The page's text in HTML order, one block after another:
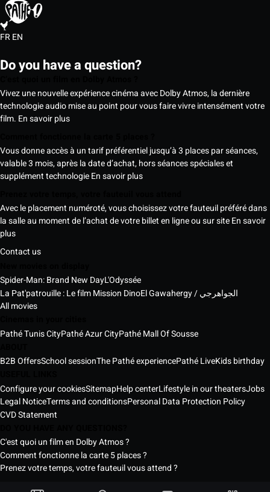
FREN
Do you have a question?
Vivez une nouvelle expérience cinéma avec Dolby Atmos, la dernière
technologie audio mise au point pour vous faire vivre intensément votre
film. En savoir plus
Vous donne accès à un tarif préférentiel jusqu’à 3 places par séances,
valable 3 mois, après la date d’achat, hors séances spéciales et
supplément technologieEn savoir plus
Avec le placement numéroté, vous choisissez votre fauteuil préféré dans
la salle au moment de l’achat de votre billet en ligne ou sur siteEn savoir
plus
Contact us
Spider-Man: Brand New DayL'Odyssée
La Pat'patrouille : Le film Mission Dino
El Gawahergy / الجواهرجي
All movies
Pathé Tunis CityPathé Azur CityPathé Mall Of Sousse
B2B OffersSchool sessionThe Pathé experiencePathé LiveKids birthday
Configure your cookiesSitemapHelp centerLifestyle in our theatersJobs
Legal NoticeTerms and conditionsPersonal Data Protection Policy
CVD Statement
C'est quoi un film en Dolby Atmos ?
Comment fonctionne la carte 5 places ?
Prenez votre temps, votre fauteuil vous attend ?